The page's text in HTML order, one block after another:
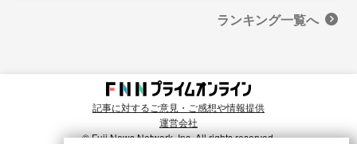
ランキング一覧へ
記事に対するご意見・ご感想や情報提供
運営会社
© Fuji News Network, Inc. All rights reserved.